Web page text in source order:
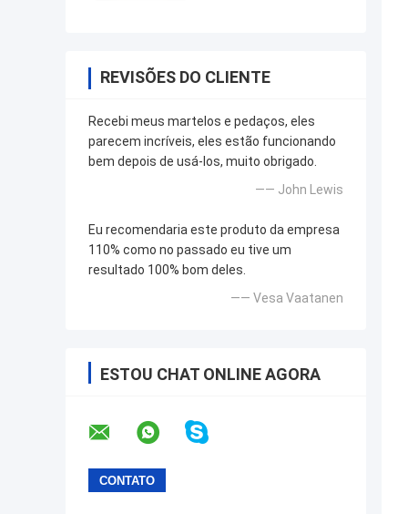
REVISÕES DO CLIENTE
Recebi meus martelos e pedaços, eles
parecem incríveis, eles estão funcionando
bem depois de usá-los, muito obrigado.
—— John Lewis
Eu recomendaria este produto da empresa
110% como no passado eu tive um
resultado 100% bom deles.
—— Vesa Vaatanen
ESTOU CHAT ONLINE AGORA